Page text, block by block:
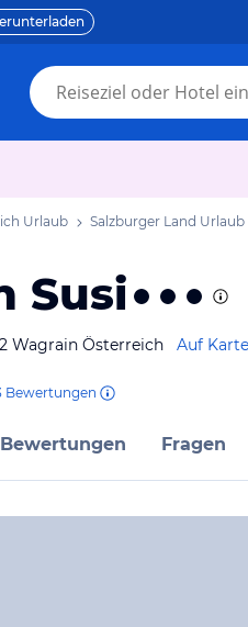
Urlaub Salzburger Land Urlaub
Susi
Wagrain Österreich Auf
Bewertungen
Bewertungen Fragen